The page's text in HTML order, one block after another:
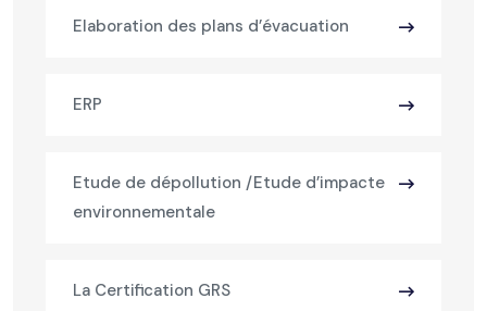
Elaboration des plans d’évacuation
ERP
Etude de dépollution /Etude d’impacte
environnementale
La Certification GRS